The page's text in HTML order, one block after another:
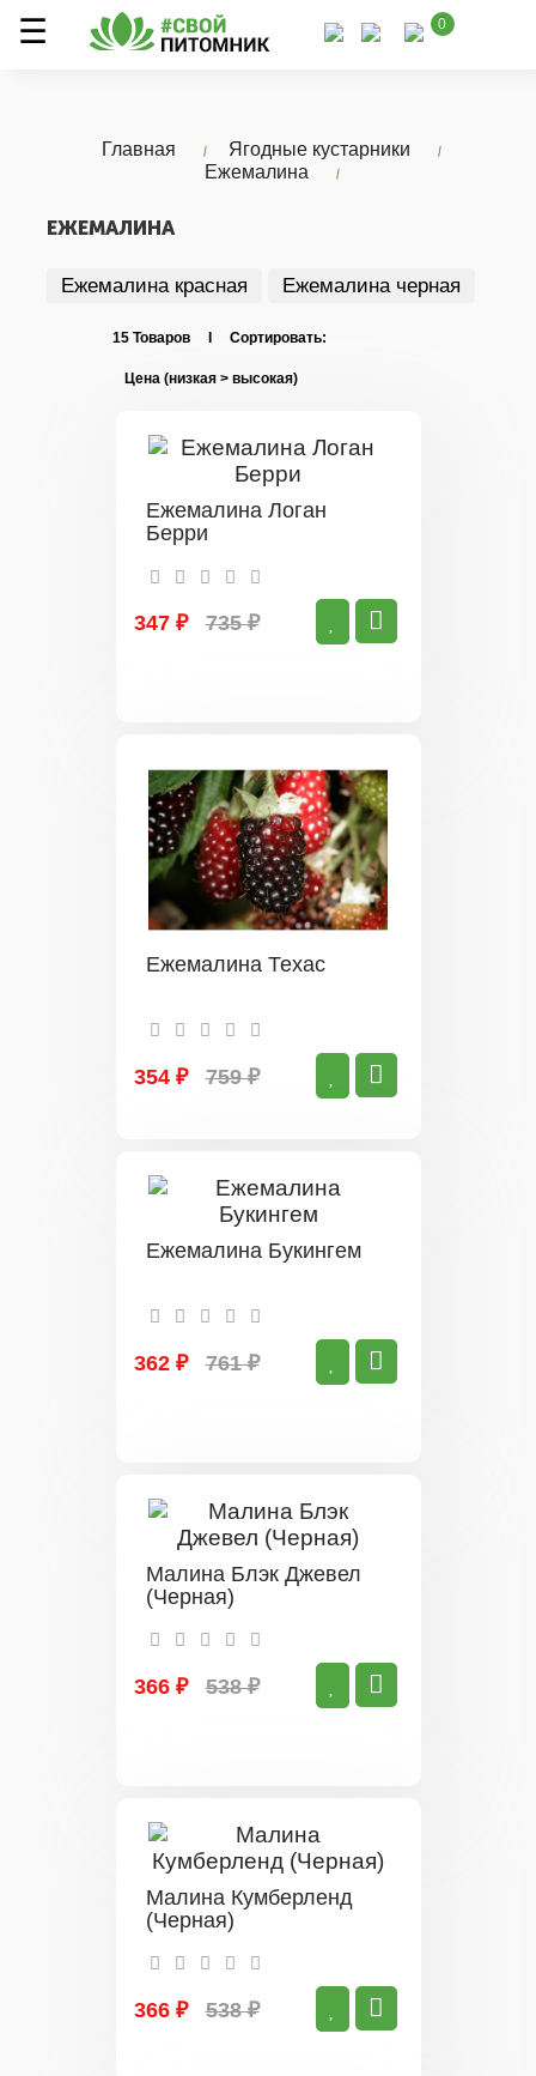
0
Главная
Ягодные кустарники
Ежемалина
ЕЖЕМАЛИНА
Ежемалина красная Ежемалина черная
15 Товаров I Сортировать:
Ежемалина Логан
Берри
347 ₽ 735 ₽
Ежемалина Техас
354 ₽ 759 ₽
Ежемалина Букингем
362 ₽ 761 ₽
Малина Блэк Джевел
(Черная)
366 ₽ 538 ₽
Малина Кумберленд
(Черная)
366 ₽ 538 ₽